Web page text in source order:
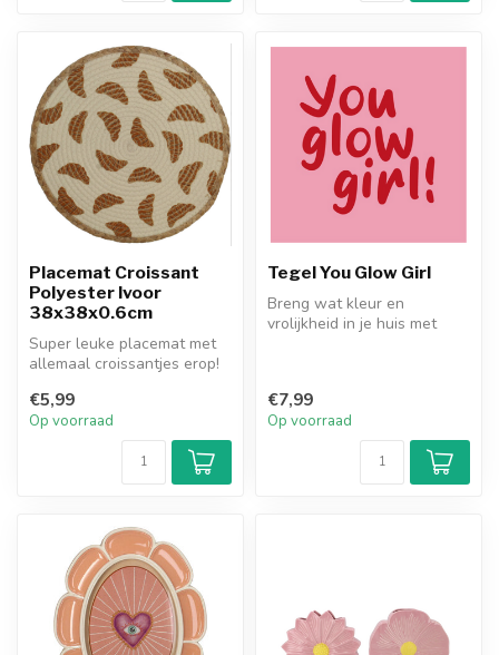
Placemat Croissant
Polyester Ivoor
38x38x0.6cm
Super leuke placemat met
allemaal croissantjes erop!
€5,99
Op voorraad
Tegel You Glow Girl
Breng wat kleur en
vrolijkheid in je huis met
€7,99
Op voorraad